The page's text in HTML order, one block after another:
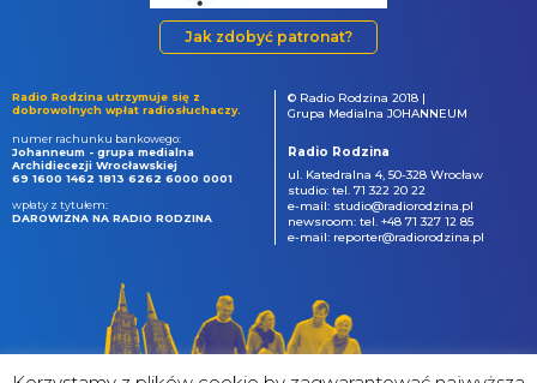
Jak zdobyć patronat?
Radio Rodzina utrzymuje się z
dobrowolnych wpłat radiosłuchaczy.
numer rachunku bankowego:
Johanneum - grupa medialna
Archidiecezji Wrocławskiej
69 1600 1462 1813 6262 6000 0001
wpłaty z tytułem:
DAROWIZNA NA RADIO RODZINA
© Radio Rodzina 2018 |
Grupa Medialna JOHANNEUM
Radio Rodzina
ul. Katedralna 4, 50-328 Wrocław
studio: tel. 71 322 20 22
e-mail: studio@radiorodzina.pl
newsroom: tel. +48 71 327 12 85
e-mail: reporter@radiorodzina.pl